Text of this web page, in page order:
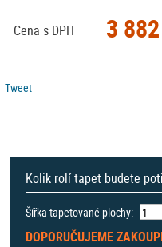
Cena s DPH 3
Tweet
Kolik rolí tapet budete
Šířka tapetované plochy:
DOPORUČUJEME